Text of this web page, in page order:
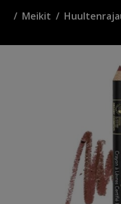
Meikit